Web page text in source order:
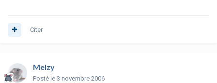
Citer
Melzy
Posté le 3 novembre 2006